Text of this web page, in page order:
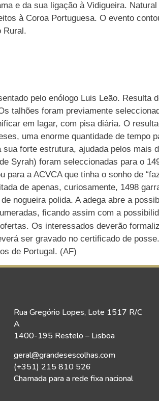
e da sua ligação à Vidigueira.
à Coroa Portuguesa. O evento
Rural.
pelo enólogo Luis Leão.
talhões foram previamente
em lagar, com pisa diária. O
uma enorme quantidade de
forte estrutura, ajudada pelos mais
Syrah) foram seleccionadas para o
para a ACVCA que tinha o sonho de
de apenas, curiosamente, 1498
nogueira polida. A adega abre a
ficando assim com a
Os interessados deverão
ser gravado no certificado de
de Portugal. (AF)
Rua Gregório Lopes, Lote 1517 R/C
A
1400-195 Restelo – Lisboa
geral@grandesescolhas.com
(+351) 215 810 526
Chamada para a rede fixa nacional